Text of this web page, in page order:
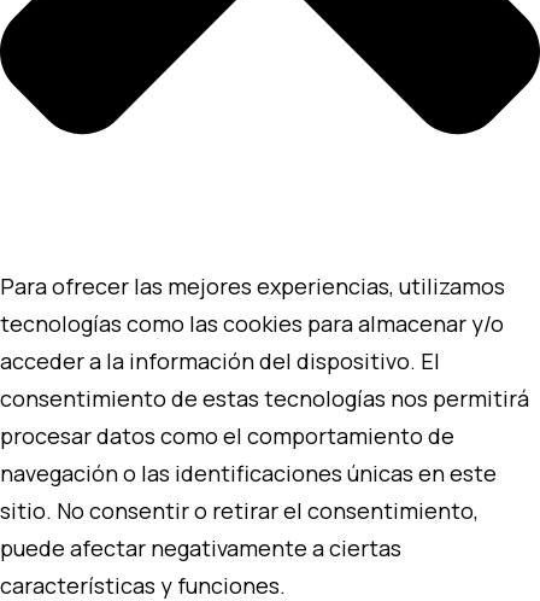
Para ofrecer las mejores experiencias, utilizamos
tecnologías como las cookies para almacenar y/o
acceder a la información del dispositivo. El
consentimiento de estas tecnologías nos permitirá
procesar datos como el comportamiento de
navegación o las identificaciones únicas en este
sitio. No consentir o retirar el consentimiento,
puede afectar negativamente a ciertas
características y funciones.